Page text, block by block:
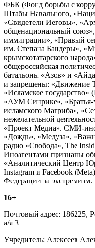
ФБК (Фонд борьбы с
Штабы Навального,
«Свидетели Иеговы»,
общенациональный
иммиграции», «Правый
им. Степана Бандеры»,
крымскотатарского
общероссийская
батальоны «Азов» и
и запрещены: «Движение
«Исламское
«АУМ Синрике», «Братья-
исламского Магриба»,
нежелательной
«Проект Медиа». СМИ-
«Дождь», «Медуза»,
радио «Свобода», The
Иноагентами признаны
«Аналитический Центр
Instagram и Facebook
Федерации за экстремизм.
16+
Почтовый адрес: 186225,
а/я 3
Учредитель: Алексеев